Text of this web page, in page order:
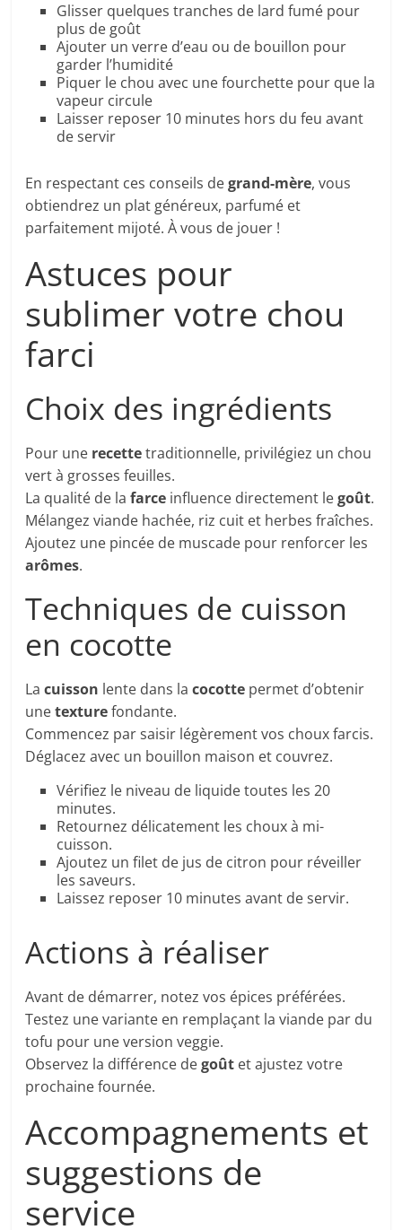
Glisser quelques tranches de lard fumé pour
plus de goût
Ajouter un verre d’eau ou de bouillon pour
garder l’humidité
Piquer le chou avec une fourchette pour que la
vapeur circule
Laisser reposer 10 minutes hors du feu avant
de servir
En respectant ces conseils degrand-mère, vous
obtiendrez un plat généreux, parfumé et
parfaitement mijoté. À vous de jouer !
Astuces pour
sublimer votre chou
farci
Choix des ingrédients
Pour une recettetraditionnelle, privilégiez un chou
vert à grosses feuilles.
La qualité de lafarce influence directement legoût.
Mélangez viande hachée, riz cuit et herbes fraîches.
Ajoutez une pincée de muscade pour renforcer les
arômes.
Techniques de cuisson
en cocotte
Lacuisson lente dans lacocotte permet d’obtenir
unetexturefondante.
Commencez par saisir légèrement vos choux farcis.
Déglacez avec un bouillon maison et couvrez.
Vérifiez le niveau de liquide toutes les 20
minutes.
Retournez délicatement les choux à mi-
cuisson.
Ajoutez un filet de jus de citron pour réveiller
les saveurs.
Laissez reposer 10 minutes avant de servir.
Actions à réaliser
Avant de démarrer, notez vos épices préférées.
Testez une variante en remplaçant la viande par du
tofu pour une version veggie.
Observez la différence degoût et ajustez votre
prochaine fournée.
Accompagnements et
suggestions de
service